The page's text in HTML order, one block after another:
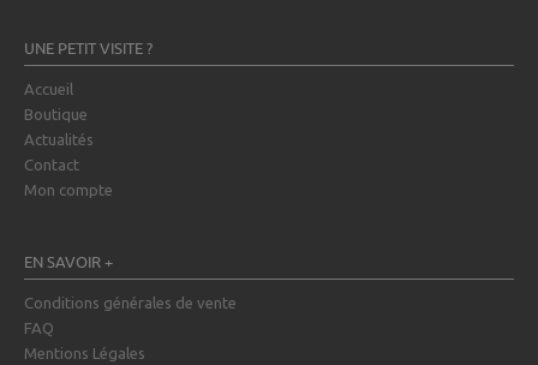
UNE PETIT VISITE ?
Accueil
Boutique
Actualités
Contact
Mon compte
EN SAVOIR +
Conditions générales de vente
FAQ
Mentions Légales